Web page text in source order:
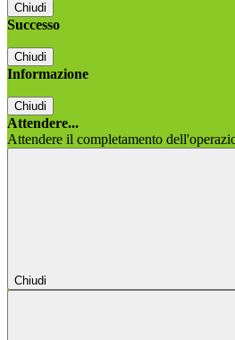
Chiudi
Successo
Chiudi
Informazione
Chiudi
Attendere...
Attendere il completamento
Chiudi